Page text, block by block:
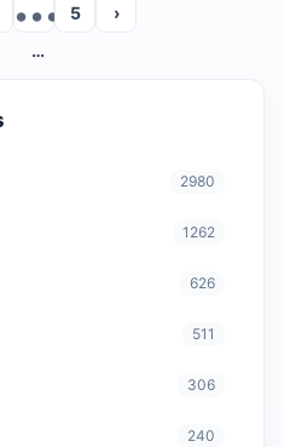
…
5 ›
2980
1262
626
511
306
240